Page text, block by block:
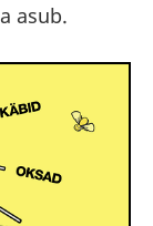
asub.